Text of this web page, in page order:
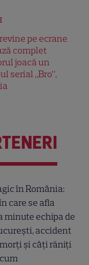
pe ecrane
complet
joacă un
serial „Bro”,
în România:
care se afla
minute echipa de
accident
și câți răniți